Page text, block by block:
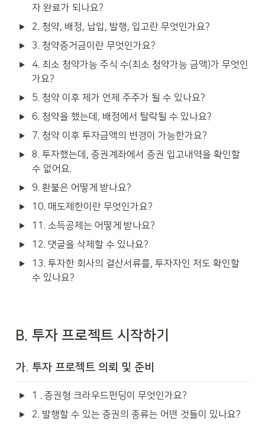
자 완료가 되나요?
2. 청약, 배정, 납입, 발행, 입고란 무엇인가요?
3. 청약증거금이란 무엇인가요?
4. 최소 청약가능 주식 수(최소 청약가능 금액)가 무엇인
가요?
5. 청약 이후 제가 언제 주주가 될 수 있나요?
6. 청약을 했는데, 배정에서 탈락될 수 있나요?
7. 청약 이후 투자금액의 변경이 가능한가요?
8. 투자했는데, 증권계좌에서 증권 입고내역을 확인할
수 없어요.
9. 환불은 어떻게 받나요?
10. 매도제한이란 무엇인가요?
11. 소득공제는 어떻게 받나요?
12. 댓글을 삭제할 수 있나요?
13. 투자한 회사의 결산서류를, 투자자인 저도 확인할
수 있나요?
B. 투자 프로젝트 시작하기
가. 투자 프로젝트 의뢰 및 준비
1 . 증권형 크라우드펀딩이 무엇인가요?
2. 발행할 수 있는 증권의 종류는 어떤 것들이 있나요?